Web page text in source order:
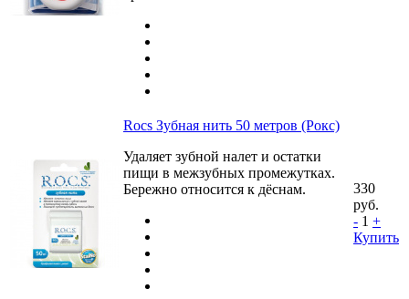
Rocs Зубная нить 50 метров (Рокс)
Удаляет зубной налет и остатки
пищи в межзубных промежутках.
Бережно относится к дёснам.
330
руб.
- 1 +
Купить